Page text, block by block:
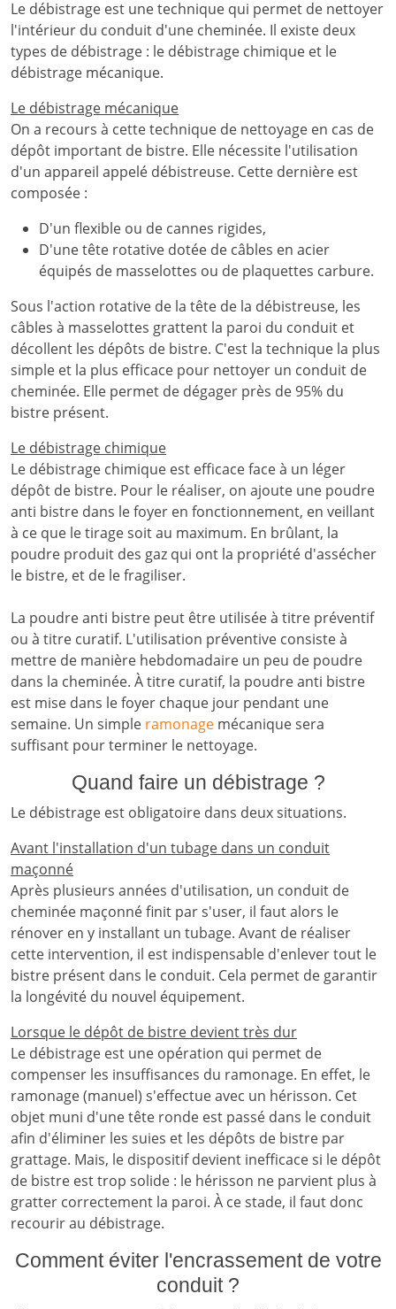
Le débistrage est une technique qui permet de nettoyer
l'intérieur du conduit d'une cheminée. Il existe deux
types de débistrage : le débistrage chimique et le
débistrage mécanique.
Le débistrage mécanique
On a recours à cette technique de nettoyage en cas de
dépôt important de bistre. Elle nécessite l'utilisation
d'un appareil appelé débistreuse. Cette dernière est
composée :
D'un flexible ou de cannes rigides,
D'une tête rotative dotée de câbles en acier
équipés de masselottes ou de plaquettes carbure.
Sous l'action rotative de la tête de la débistreuse, les
câbles à masselottes grattent la paroi du conduit et
décollent les dépôts de bistre. C'est la technique la plus
simple et la plus efficace pour nettoyer un conduit de
cheminée. Elle permet de dégager près de 95% du
bistre présent.
Le débistrage chimique
Le débistrage chimique est efficace face à un léger
dépôt de bistre. Pour le réaliser, on ajoute une poudre
anti bistre dans le foyer en fonctionnement, en veillant
à ce que le tirage soit au maximum. En brûlant, la
poudre produit des gaz qui ont la propriété d'assécher
le bistre, et de le fragiliser.
La poudre anti bistre peut être utilisée à titre préventif
ou à titre curatif. L'utilisation préventive consiste à
mettre de manière hebdomadaire un peu de poudre
dans la cheminée. À titre curatif, la poudre anti bistre
est mise dans le foyer chaque jour pendant une
semaine. Un simple ramonage mécanique sera
suffisant pour terminer le nettoyage.
Quand faire un débistrage ?
Le débistrage est obligatoire dans deux situations.
Avant l'installation d'un tubage dans un conduit
maçonné
Après plusieurs années d'utilisation, un conduit de
cheminée maçonné finit par s'user, il faut alors le
rénover en y installant un tubage. Avant de réaliser
cette intervention, il est indispensable d'enlever tout le
bistre présent dans le conduit. Cela permet de garantir
la longévité du nouvel équipement.
Lorsque le dépôt de bistre devient très dur
Le débistrage est une opération qui permet de
compenser les insuffisances du ramonage. En effet, le
ramonage (manuel) s'effectue avec un hérisson. Cet
objet muni d'une tête ronde est passé dans le conduit
afin d'éliminer les suies et les dépôts de bistre par
grattage. Mais, le dispositif devient inefficace si le dépôt
de bistre est trop solide : le hérisson ne parvient plus à
gratter correctement la paroi. À ce stade, il faut donc
recourir au débistrage.
Comment éviter l'encrassement de votre
conduit ?